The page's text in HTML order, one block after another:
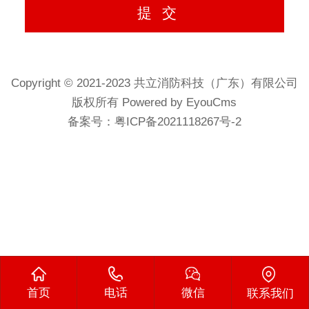
Copyright © 2021-2023 共立消防科技（广东）有限公司
版权所有 Powered by EyouCms
备案号： 粤ICP备2021118267号-2
首页 电话 微信 联系我们